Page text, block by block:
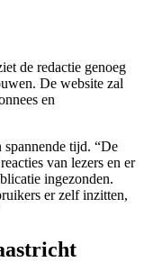
de redactie genoeg
De website zal
en
tijd. “De
van lezers en er
ingezonden.
er zelf inzitten,